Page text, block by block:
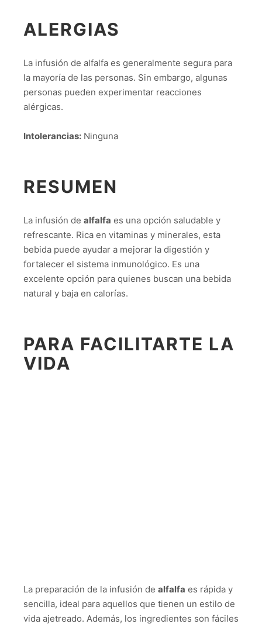
ALERGIAS
La infusión de alfalfa es generalmente segura para
la mayoría de las personas. Sin embargo, algunas
personas pueden experimentar reacciones
alérgicas.
Intolerancias: Ninguna
RESUMEN
La infusión de alfalfa es una opción saludable y
refrescante. Rica en vitaminas y minerales, esta
bebida puede ayudar a mejorar la digestión y
fortalecer el sistema inmunológico. Es una
excelente opción para quienes buscan una bebida
natural y baja en calorías.
PARA FACILITARTE LA
VIDA
La preparación de la infusión de alfalfa es rápida y
sencilla, ideal para aquellos que tienen un estilo de
vida ajetreado. Además, los ingredientes son fáciles